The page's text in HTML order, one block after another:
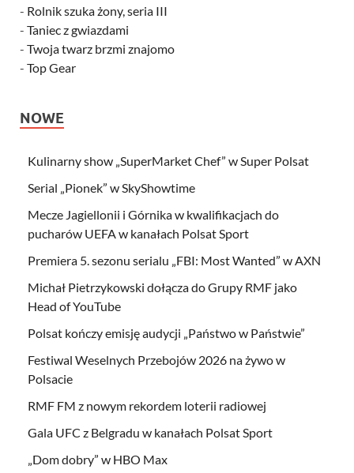
- Rolnik szuka żony, seria III
- Taniec z gwiazdami
- Twoja twarz brzmi znajomo
- Top Gear
NOWE
Kulinarny show „SuperMarket Chef” w Super Polsat
Serial „Pionek” w SkyShowtime
Mecze Jagiellonii i Górnika w kwalifikacjach do
pucharów UEFA w kanałach Polsat Sport
Premiera 5. sezonu serialu „FBI: Most Wanted” w AXN
Michał Pietrzykowski dołącza do Grupy RMF jako
Head of YouTube
Polsat kończy emisję audycji „Państwo w Państwie”
Festiwal Weselnych Przebojów 2026 na żywo w
Polsacie
RMF FM z nowym rekordem loterii radiowej
Gala UFC z Belgradu w kanałach Polsat Sport
„Dom dobry” w HBO Max